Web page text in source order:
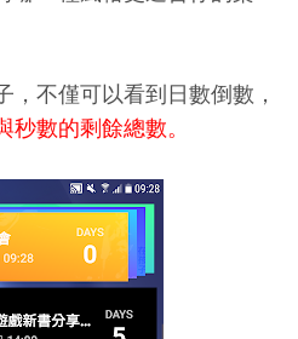
，不僅可以看到日數倒數，
數的剩餘總數。